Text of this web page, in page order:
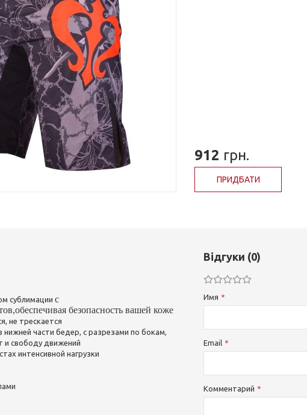
912 грн.
ПРИДБАТИ
сублимации с
обеспечивая безопасность вашей коже
не трескается
нижней части бедер, с разрезами по бокам,
и свободу движений
интенсивной нагрузки
Відгуки (0)
Имя
Email
Комментарий